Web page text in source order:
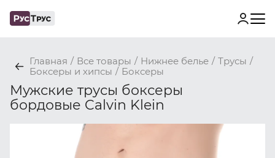
Главная / Все товары / Нижнее белье / Трусы /
Боксеры и хипсы / Боксеры
Мужские трусы боксеры
бордовые Calvin Klein